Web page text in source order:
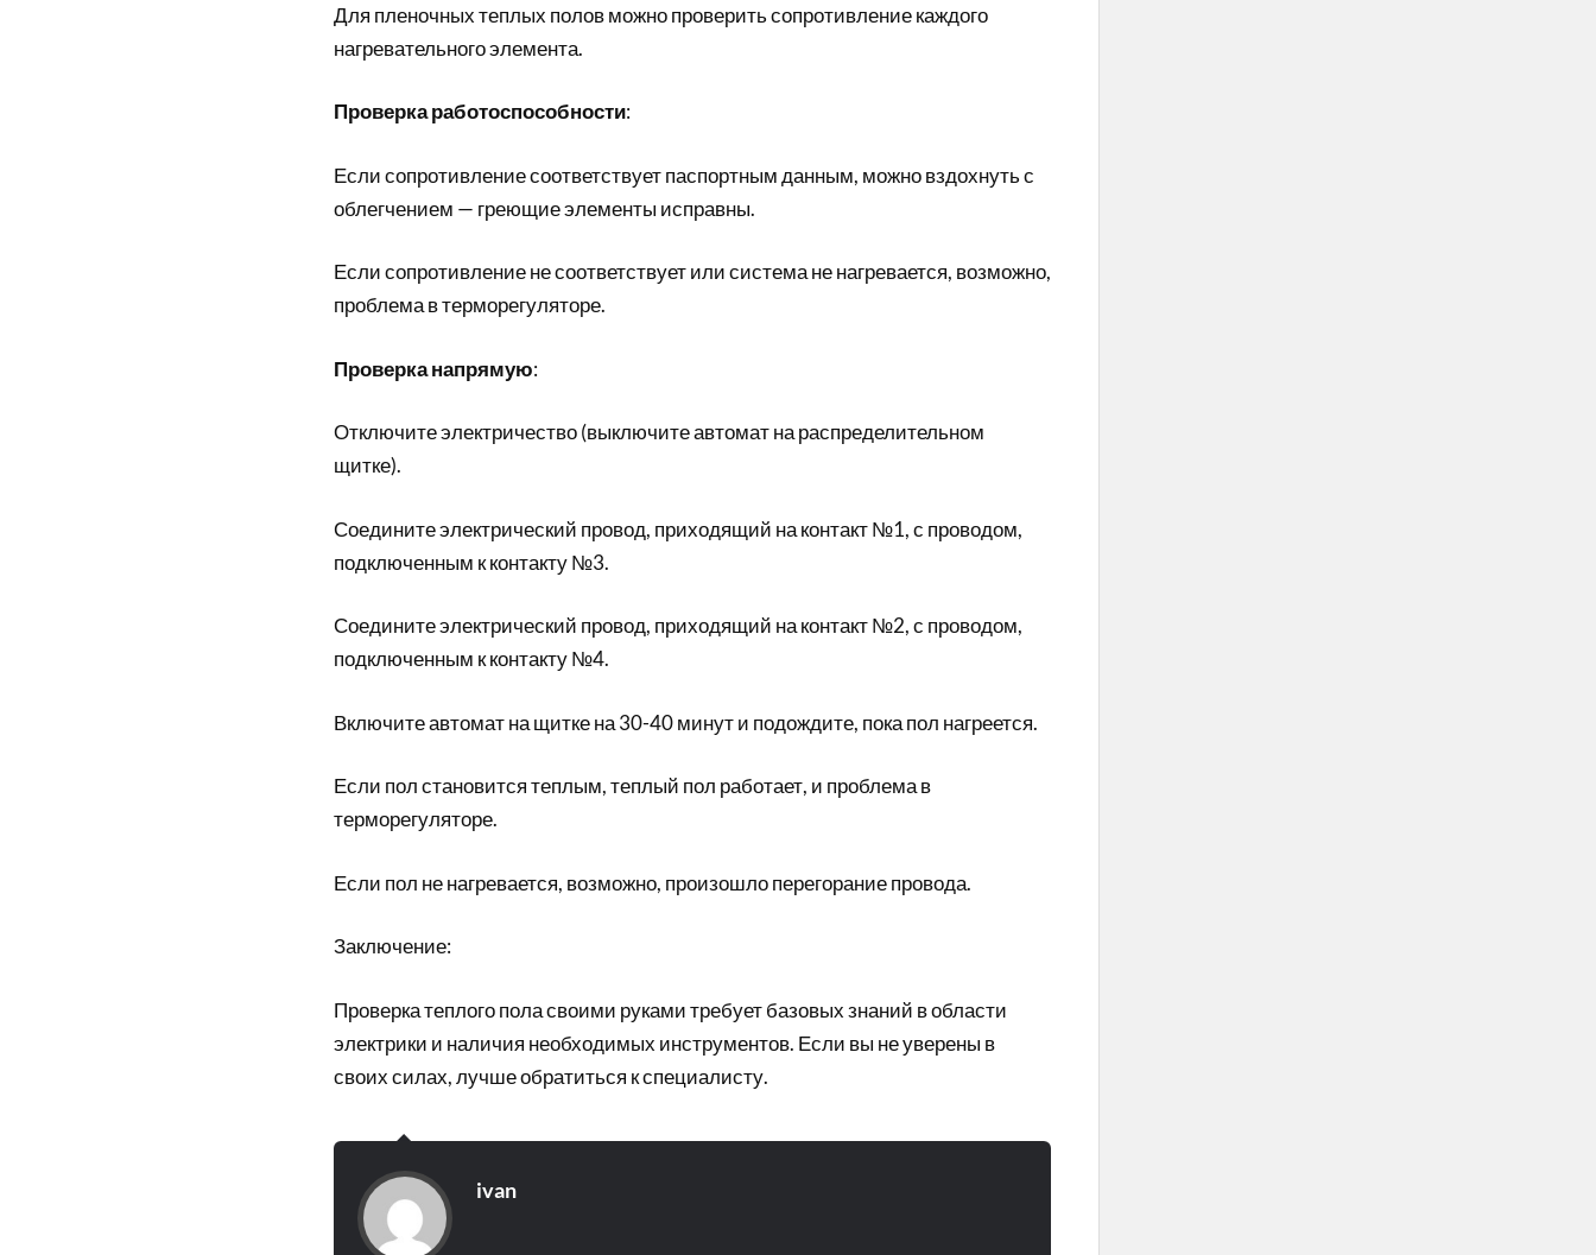
Для пленочных теплых полов можно проверить сопротивление каждого
нагревательного элемента.
Проверка работоспособности:
Если сопротивление соответствует паспортным данным, можно вздохнуть с
облегчением — греющие элементы исправны.
Если сопротивление не соответствует или система не нагревается, возможно,
проблема в терморегуляторе.
Проверка напрямую:
Отключите электричество (выключите автомат на распределительном
щитке).
Соедините электрический провод, приходящий на контакт №1, с проводом,
подключенным к контакту №3.
Соедините электрический провод, приходящий на контакт №2, с проводом,
подключенным к контакту №4.
Включите автомат на щитке на 30-40 минут и подождите, пока пол нагреется.
Если пол становится теплым, теплый пол работает, и проблема в
терморегуляторе.
Если пол не нагревается, возможно, произошло перегорание провода.
Заключение:
Проверка теплого пола своими руками требует базовых знаний в области
электрики и наличия необходимых инструментов. Если вы не уверены в
своих силах, лучше обратиться к специалисту.
ivan